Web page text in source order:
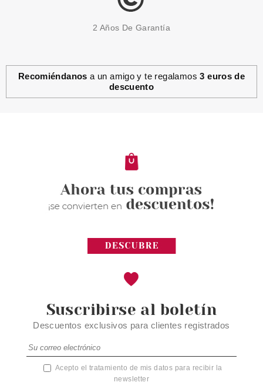
2 Años De Garantía
Recomiéndanos a un amigo y te regalamos3 euros de
descuento
Suscribirse al boletín
Descuentos exclusivos para clientes registrados
Acepto el tratamiento de mis datos para recibir la
newsletter